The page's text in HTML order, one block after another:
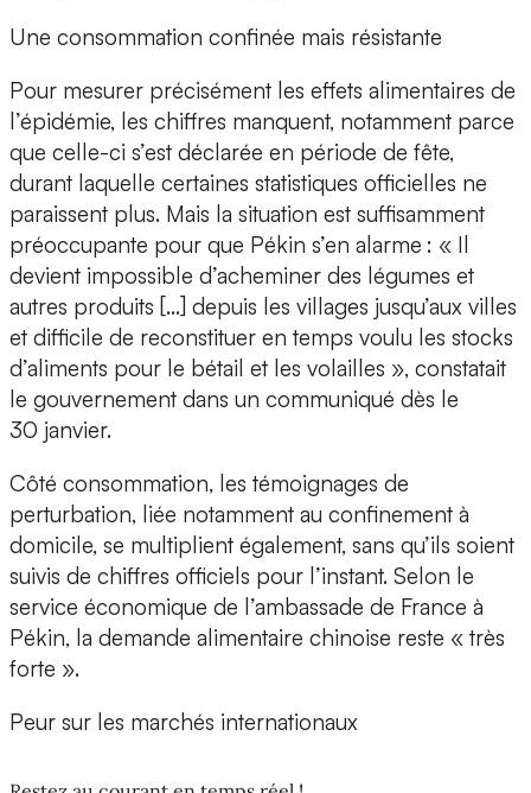
Une consommation confinée mais résistante
Pour mesurer précisément les effets alimentaires de
l’épidémie, les chiffres manquent, notamment parce
que celle-ci s’est déclarée en période de fête,
durant laquelle certaines statistiques officielles ne
paraissent plus. Mais la situation est suffisamment
préoccupante pour que Pékin s’en alarme : « Il
devient impossible d’acheminer des légumes et
autres produits […] depuis les villages jusqu’aux villes
et difficile de reconstituer en temps voulu les stocks
d’aliments pour le bétail et les volailles », constatait
le gouvernement dans un communiqué dès le
30 janvier.
Côté consommation, les témoignages de
perturbation, liée notamment au confinement à
domicile, se multiplient également, sans qu’ils soient
suivis de chiffres officiels pour l’instant. Selon le
service économique de l’ambassade de France à
Pékin, la demande alimentaire chinoise reste « très
forte ».
Peur sur les marchés internationaux